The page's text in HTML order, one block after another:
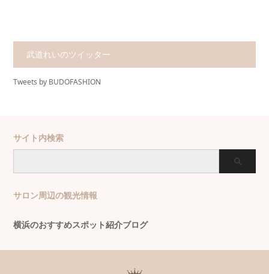
武道れいのツイッター
Tweets by BUDOFASHION
サイト内検索
サロン周辺の観光情報
横浜のおすすめスポット紹介ブログ